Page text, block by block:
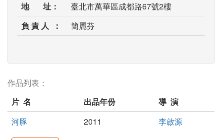
地 址：
臺北市萬華區成都路67號2樓
負 責 人 ：
簡麗芬
作品列表：
片 名
出品年份
導 演
河豚
2011 李啟源